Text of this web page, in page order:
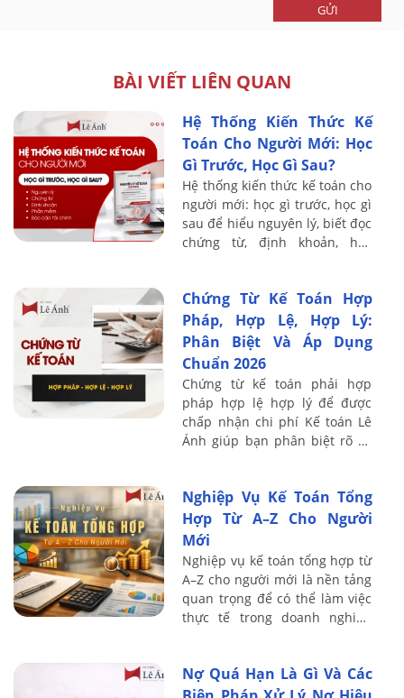
GỬI
BÀI VIẾT LIÊN QUAN
Hệ Thống Kiến Thức Kế
Toán Cho Người Mới: Học
Gì Trước, Học Gì Sau?
Hệ thống kiến thức kế toán cho
người mới: học gì trước, học gì
sau để hiểu nguyên lý, biết đọc
chứng từ, định khoản, học
Chứng Từ Kế Toán Hợp
Pháp, Hợp Lệ, Hợp Lý:
Phân Biệt Và Áp Dụng
Chuẩn 2026
Chứng từ kế toán phải hợp
pháp hợp lệ hợp lý để được
chấp nhận chi phí Kế toán Lê
Ánh giúp bạn phân biệt rõ và
Nghiệp Vụ Kế Toán Tổng
Hợp Từ A–Z Cho Người
Mới
Nghiệp vụ kế toán tổng hợp từ
A–Z cho người mới là nền tảng
quan trọng để có thể làm việc
thực tế trong doanh nghiệp
Ánh ...
Nợ Quá Hạn Là Gì Và Các